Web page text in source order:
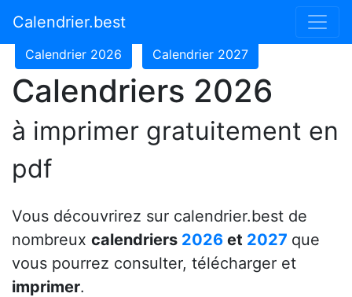
Calendrier.best
Calendrier 2024
Calendrier 2026 Calendrier 2027
Calendriers 2026
à imprimer gratuitement en
pdf
Vous découvrirez sur calendrier.best de
nombreux calendriers 2026 et 2027 que
vous pourrez consulter, télécharger et
imprimer.